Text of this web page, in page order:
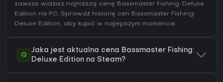
zawsze widzisz najniższą cenę Bassmaster Fishing: Deluxe
Edition na PC. Sprawdź historię cen Bassmaster Fishing:
Deluxe Edition, aby kupić w najlepszym momencie.
Q
Jaka jest aktualna cena Bassmaster Fishing:
Deluxe Edition na Steam?